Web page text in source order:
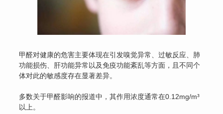
甲醛对健康的危害主要体现在引发嗅觉异常、过敏反应、肺
功能损伤、肝功能异常以及免疫功能紊乱等方面，且不同个
体对此的敏感度存在显著差异。
多数关于甲醛影响的报道中，其作用浓度通常在0.12mg/m³
以上。